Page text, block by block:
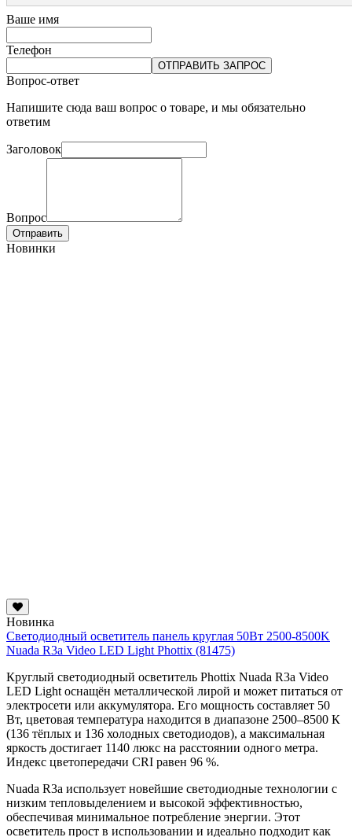
Ваше имя
Телефон
ОТПРАВИТЬ ЗАПРОС
Вопрос-ответ
Напишите сюда ваш вопрос о товаре, и мы обязательно
ответим
Заголовок
Вопрос
Отправить
Новинки
Новинка
Светодиодный осветитель панель круглая 50Вт 2500-8500K
Nuada R3a Video LED Light Phottix (81475)
Круглый светодиодный осветитель Phottix Nuada R3a Video
LED Light оснащён металлической лирой и может питаться от
электросети или аккумулятора. Его мощность составляет 50
Вт, цветовая температура находится в диапазоне 2500–8500 К
(136 тёплых и 136 холодных светодиодов), а максимальная
яркость достигает 1140 люкс на расстоянии одного метра.
Индекс цветопередачи CRI равен 96 %.
Nuada R3a использует новейшие светодиодные технологии с
низким тепловыделением и высокой эффективностью,
обеспечивая минимальное потребление энергии. Этот
осветитель прост в использовании и идеально подходит как